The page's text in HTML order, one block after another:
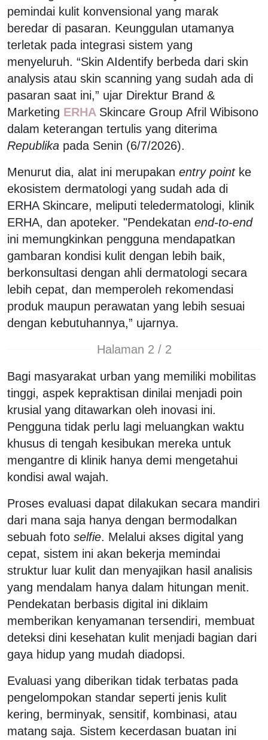
pemindai kulit konvensional yang marak
beredar di pasaran. Keunggulan utamanya
terletak pada integrasi sistem yang
menyeluruh. “Skin AIdentify berbeda dari skin
analysis atau skin scanning yang sudah ada di
pasaran saat ini,” ujar Direktur Brand &
Marketing ERHA Skincare Group Afril Wibisono
dalam keterangan tertulis yang diterima
Republika pada Senin (6/7/2026).
Menurut dia, alat ini merupakan entry pointke
ekosistem dermatologi yang sudah ada di
ERHA Skincare, meliputi teledermatologi, klinik
ERHA, dan apoteker. "Pendekatan end-to-end
ini memungkinkan pengguna mendapatkan
gambaran kondisi kulit dengan lebih baik,
berkonsultasi dengan ahli dermatologi secara
lebih cepat, dan memperoleh rekomendasi
produk maupun perawatan yang lebih sesuai
dengan kebutuhannya,” ujarnya.
Halaman 2 / 2
Bagi masyarakat urban yang memiliki mobilitas
tinggi, aspek kepraktisan dinilai menjadi poin
krusial yang ditawarkan oleh inovasi ini.
Pengguna tidak perlu lagi meluangkan waktu
khusus di tengah kesibukan mereka untuk
mengantre di klinik hanya demi mengetahui
kondisi awal wajah.
Proses evaluasi dapat dilakukan secara mandiri
dari mana saja hanya dengan bermodalkan
sebuah foto selfie. Melalui akses digital yang
cepat, sistem ini akan bekerja memindai
struktur luar kulit dan menyajikan hasil analisis
yang mendalam hanya dalam hitungan menit.
Pendekatan berbasis digital ini diklaim
memberikan kenyamanan tersendiri, membuat
deteksi dini kesehatan kulit menjadi bagian dari
gaya hidup yang mudah diadopsi.
Evaluasi yang diberikan tidak terbatas pada
pengelompokan standar seperti jenis kulit
kering, berminyak, sensitif, kombinasi, atau
matang saja. Sistem kecerdasan buatan ini